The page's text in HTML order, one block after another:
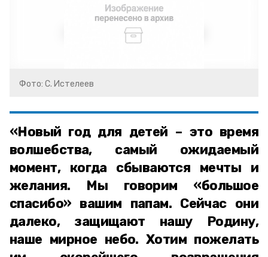
Фото: С. Истелеев
«Новый год для детей – это время
волшебства, самый ожидаемый
момент, когда сбываются мечты и
желания. Мы говорим «большое
спасибо» вашим папам. Сейчас они
далеко, защищают нашу Родину,
наше мирное небо. Хотим пожелать